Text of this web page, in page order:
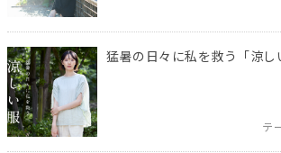
猛暑の日々に私を救う「涼し
テ